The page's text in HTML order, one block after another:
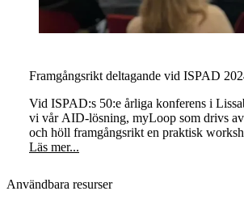
Framgångsrikt deltagande vid ISPAD
Vid ISPAD:s 50:e årliga konferens i
vi vår AID-lösning, myLoop som drivs
och höll framgångsrikt en praktisk
"Automatiserad insulintillförsel med
Läs mer...
Användbara resurser